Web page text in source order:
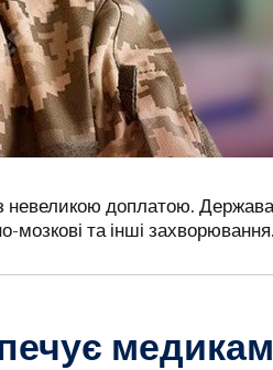
доплатою.
мозкові та інші захворювання.